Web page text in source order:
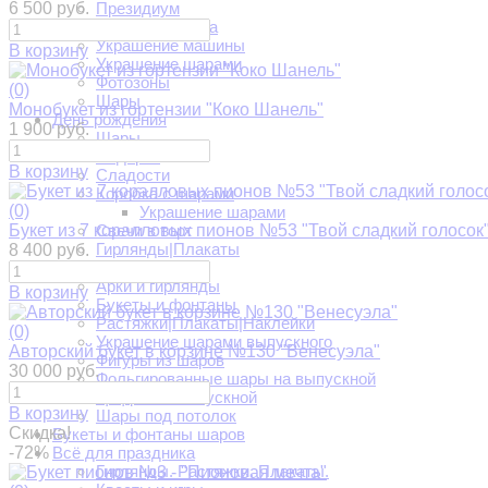
Президиум
Украшение зала
Украшение машины
Украшение шарами
Фотозоны
Шары
День рождения
Шары
Сладости
Коробка с шарами
Украшение шарами
Свечи в торт
Гирлянды|Плакаты
Выпускной
Арки и гирлянды
Букеты и фонтаны
Растяжки|Плакаты|Наклейки
Украшение шарами выпускного
Фигуры из шаров
Фольгированные шары на выпускной
Цифры на выпускной
Шары под потолок
Букеты и фонтаны шаров
Всё для праздника
Гирлянды. Растяжки. Плакаты.
6 500 руб.
В корзину
(0)
Монобукет из гортензии "Коко Шанель"
1 900 руб.
В корзину
(0)
Букет из 7 коралловых пионов №53 "Твой сладкий
8 400 руб.
В корзину
(0)
Авторский букет в корзине №130 "Венесуэла"
30 000 руб.
В корзину
Скидка!
-72%